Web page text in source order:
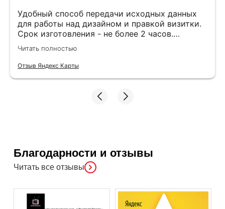
Удобный способ передачи исходных данных
для работы над дизайном и правкой визитки.
Срок изготовления - не более 2 часов.
Специалисты компетентные. Офис находится
в удобном месте, найти не составило труда.
Читать полностью
Отзыв Яндекс Карты
Благодарности и отзывы
Читать все отзывы